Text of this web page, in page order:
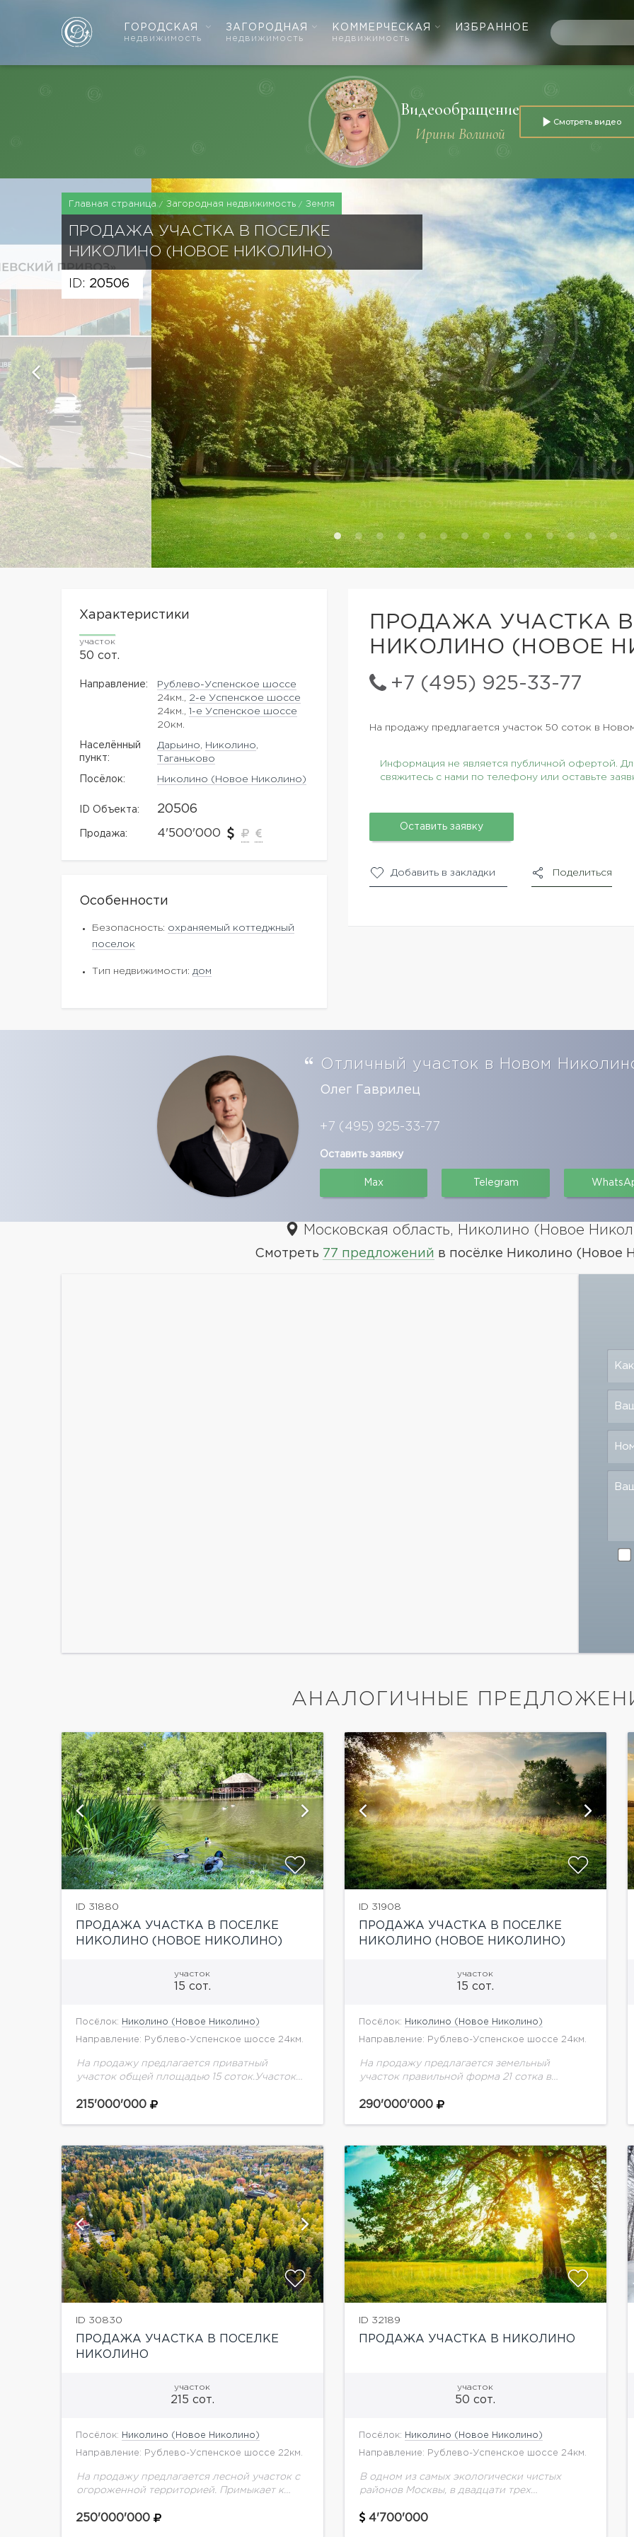
ГОРОДСКАЯ
недвижимость
ЗАГОРОДНАЯ
недвижимость
КОММЕРЧЕСКАЯ
недвижимость
ИЗБРАННОЕ
Видеообращение
Ирины Волиной
Смотреть видео
Главная страница Загородная недвижимость Земля
ПРОДАЖА УЧАСТКА В ПОСЕЛКЕ
НИКОЛИНО (НОВОЕ НИКОЛИНО)
ID: 20506
ПРОДАЖА УЧАСТКА
НИКОЛИНО (НОВОЕ
+7 (495) 925-33-77
Характеристики
участок
50 сот.
Направление:
Рублево-Успенское шоссе
24км., 2-е Успенское шоссе
24км.,1-е Успенское шоссе
20км.
Населённый
пункт:
Дарьино Николино
Таганьково
Посёлок: Николино (Новое Николино)
ID Объекта: 20506
Продажа: 4'500'000
Особенности
Безопасность: охраняемый коттеджный
поселок
Тип недвижимости: дом
На продажу предлагается участок 50 соток в
Информация не является публичной офертой.
свяжитесь с нами по телефону или оставьте
Оставить заявку
Добавить в закладки Поделиться
Отличный участок в Новом
Олег Гаврилец
+7 (495) 925-33-77
Оставить заявку
Max Telegram
Московская область, Николино (Новое
Смотреть 77 предложений в посёлке Николино (Новое
АНАЛОГИЧНЫЕ
ID 31880
ПРОДАЖА УЧАСТКА В ПОСЕЛКЕ
НИКОЛИНО (НОВОЕ НИКОЛИНО)
участок
15 сот.
Посёлок: Николино (Новое Николино)
Направление: Рублево-Успенское шоссе 24км.
На продажу предлагается приватный
участок общей площадью 15 соток.Участок
периметру засажен взрослыми высокими
215'000'000
показать ещё 5 фотографий
ID 31908
ПРОДАЖА УЧАСТКА В ПОСЕЛКЕ
НИКОЛИНО (НОВОЕ НИКОЛИНО)
участок
15 сот.
Посёлок: Николино (Новое Николино)
Направление: Рублево-Успенское шоссе 24км.
На продажу предлагается земельный
участок правильной форма 21 сотка в
Центральные коммуникации. Развитая
290'000'000
ID 30830
ПРОДАЖА УЧАСТКА В ПОСЕЛКЕ
НИКОЛИНО
участок
215 сот.
Посёлок: Николино (Новое Николино)
Направление: Рублево-Успенское шоссе 22км.
На продажу предлагается лесной участок с
огороженной территорией. Примыкает к
250'000'000
ID 32189
ПРОДАЖА УЧАСТКА В НИКОЛИНО
участок
50 сот.
Посёлок: Николино (Новое Николино)
Направление: Рублево-Успенское шоссе 24км.
В одном из самых экологически чистых
районов Москвы, в двадцати трех
поселок Николино. Природа здесь
4'700'000